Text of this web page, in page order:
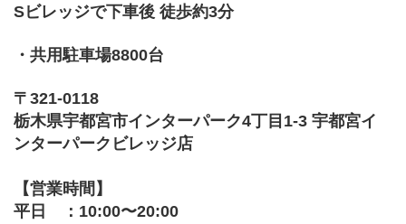
Sビレッジで下車後 徒歩約3分
・共用駐車場8800台
〒321-0118
栃木県宇都宮市インターパーク4丁目1-3 宇都宮イ
ンターパークビレッジ店
【営業時間】
平日　：10:00〜20:00